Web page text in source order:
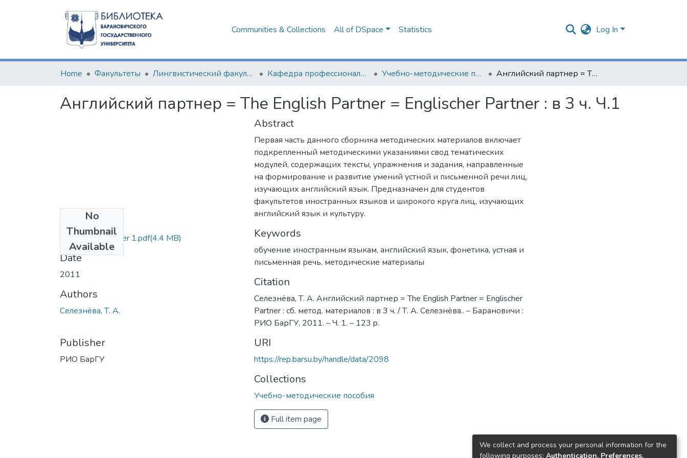
Communities & Collections All of DSpace Statistics Log In
Home Факультеты Лингвистический факультет Кафедра профессиональной иноязычной подготовки Учебно-методические пособия Английский партнер = The English Partner = Englischer Partner : в 3 ч. Ч.1
Английский партнер = The English Partner = Englischer Partner : в 3 ч. Ч.1
No
Thumbnail
Available
The English Partner 1.pdf(4.4 MB)
Date
2011
Authors
Селезнёва, Т. А.
Publisher
РИО БарГУ
Abstract
Первая часть данного сборника методических материалов включает
подкрепленный методическими указаниями свод тематических
модулей, содержащих тексты, упражнения и задания, направленные
на формирование и развитие умений устной и письменной речи лиц,
изучающих английский язык. Предназначен для студентов
факультетов иностранных языков и широкого круга лиц, изучающих
английский язык и культуру.
Keywords
обучение иностранным языкам, английский язык, фонетика, устная и
письменная речь, методические материалы
Citation
Селезнёва, Т. А. Английский партнер = The English Partner = Englischer
Partner : сб. метод. материалов : в 3 ч. / Т. А. Селезнёва.. – Барановичи :
РИО БарГУ, 2011. – Ч. 1. – 123 p.
URI
https://rep.barsu.by/handle/data/2098
Collections
Учебно-методические пособия
Full item page
We collect and process your personal information for the
following purposes: Authentication, Preferences,